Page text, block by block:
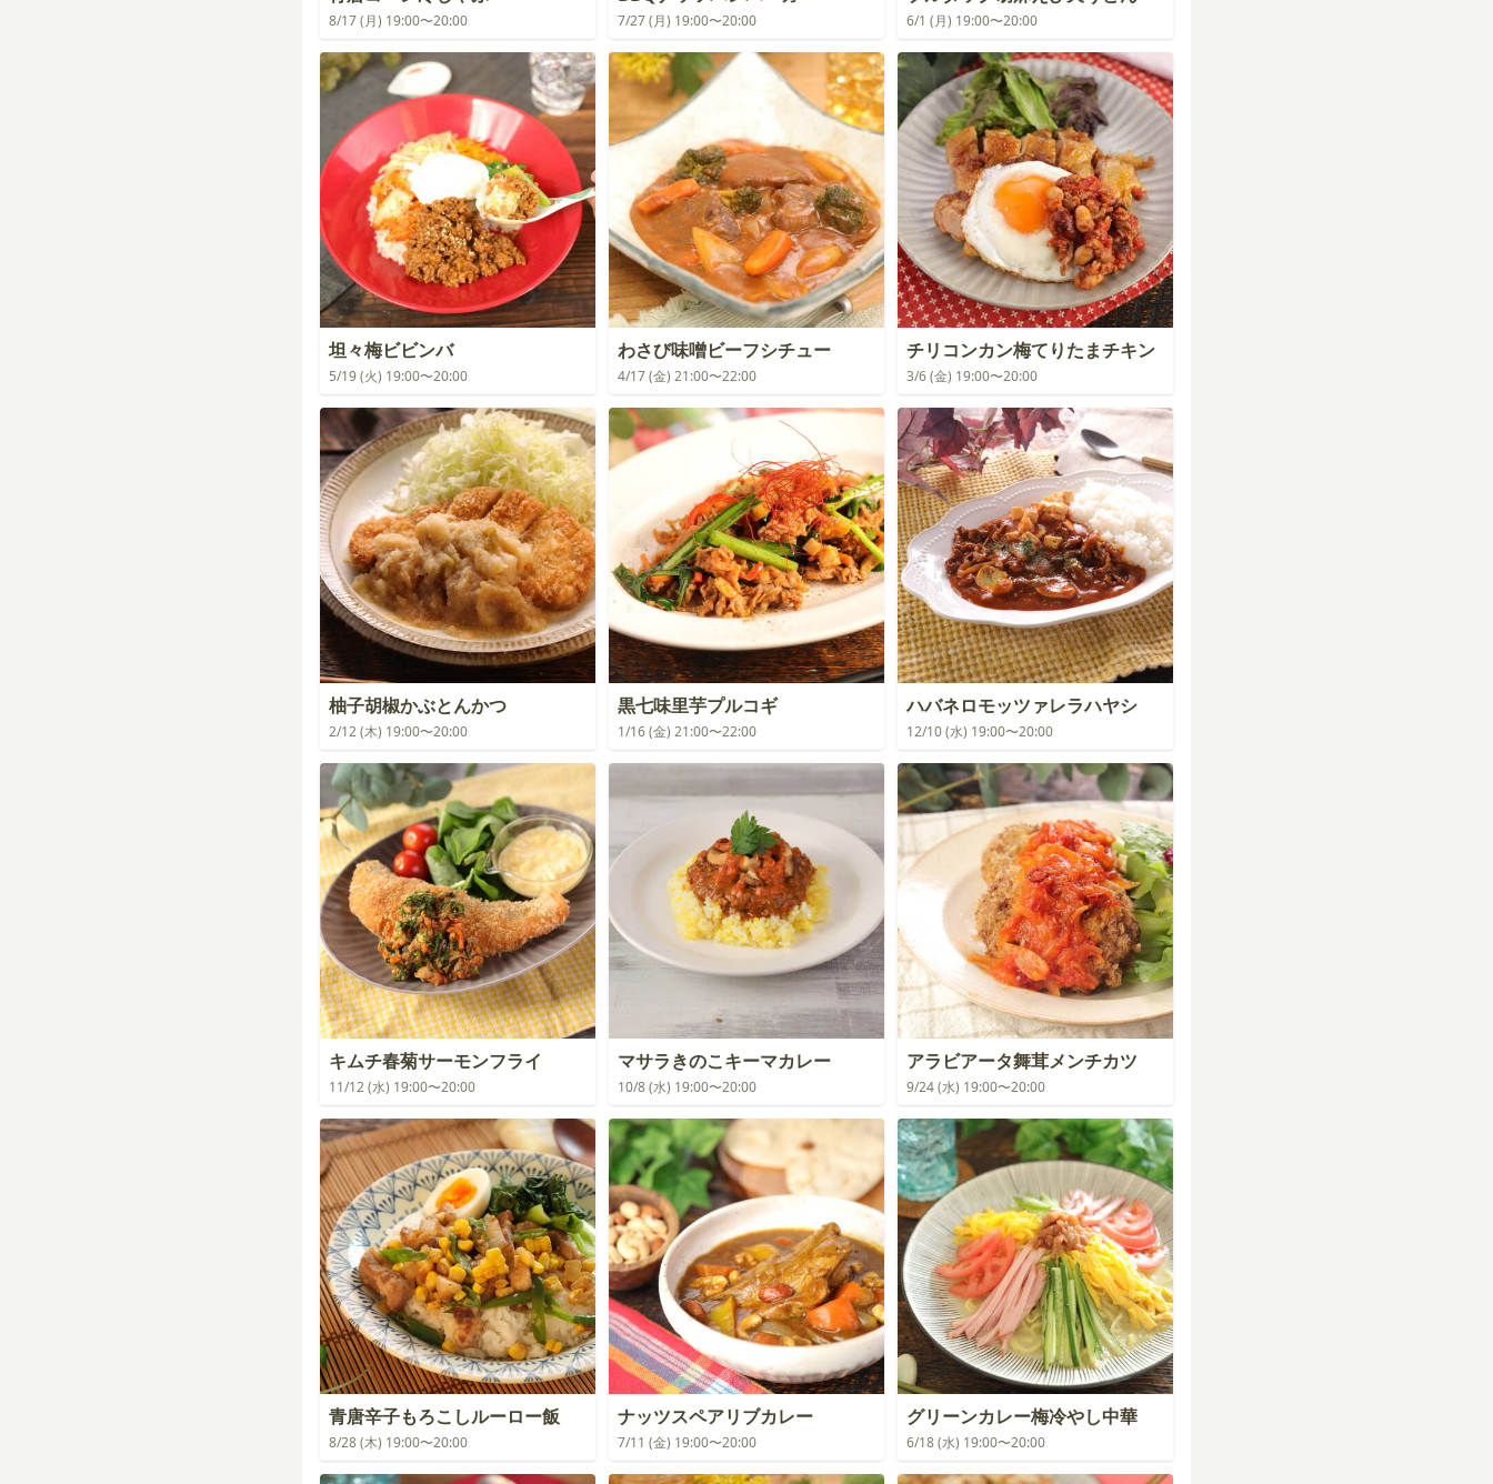
8/17 (月) 19:00〜20:00 7/27 (月) 19:00〜20:00 6/1 (月) 19:00〜20:00
坦々梅ビビンバ
5/19 (火) 19:00〜20:00
わさび味噌ビーフシチュー
4/17 (金) 21:00〜22:00
チリコンカン梅てりたまチキン
3/6 (金) 19:00〜20:00
柚子胡椒かぶとんかつ
2/12 (木) 19:00〜20:00
黒七味里芋プルコギ
1/16 (金) 21:00〜22:00
ハバネロモッツァレラハヤシ
12/10 (水) 19:00〜20:00
キムチ春菊サーモンフライ
11/12 (水) 19:00〜20:00
マサラきのこキーマカレー
10/8 (水) 19:00〜20:00
アラビアータ舞茸メンチカツ
9/24 (水) 19:00〜20:00
青唐辛子もろこしルーロー飯
8/28 (木) 19:00〜20:00
ナッツスペアリブカレー
7/11 (金) 19:00〜20:00
グリーンカレー梅冷やし中華
6/18 (水) 19:00〜20:00